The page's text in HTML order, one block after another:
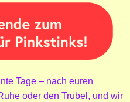
Tage – nach euren
oder den Trubel, und wir